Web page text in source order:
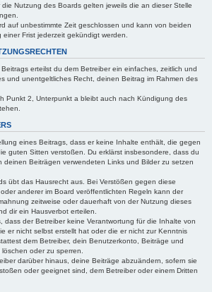
Nutzung des Boards gelten jeweils die an dieser Stelle
auf unbestimmte Zeit geschlossen und kann von beiden
Frist jederzeit gekündigt werden.
erteilst du dem Betreiber ein einfaches, zeitlich und
und unentgeltliches Recht, deinen Beitrag im Rahmen des
Punkt 2, Unterpunkt a bleibt auch nach Kündigung des
eines Beitrags, dass er keine Inhalte enthält, die gegen
guten Sitten verstoßen. Du erklärst insbesondere, dass du
deinen Beiträgen verwendeten Links und Bilder zu setzen
übt das Hausrecht aus. Bei Verstößen gegen diese
anderer im Board veröffentlichten Regeln kann der
zeitweise oder dauerhaft von der Nutzung dieses
dir ein Hausverbot erteilen.
dass der Betreiber keine Verantwortung für die Inhalte von
er nicht selbst erstellt hat oder die er nicht zur Kenntnis
dem Betreiber, dein Benutzerkonto, Beiträge und
oder zu sperren.
darüber hinaus, deine Beiträge abzuändern, sofern sie
oder geeignet sind, dem Betreiber oder einem Dritten